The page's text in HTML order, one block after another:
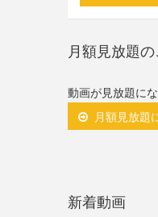
月額見放題
動画が見放題にな
月額見放題
新着動画